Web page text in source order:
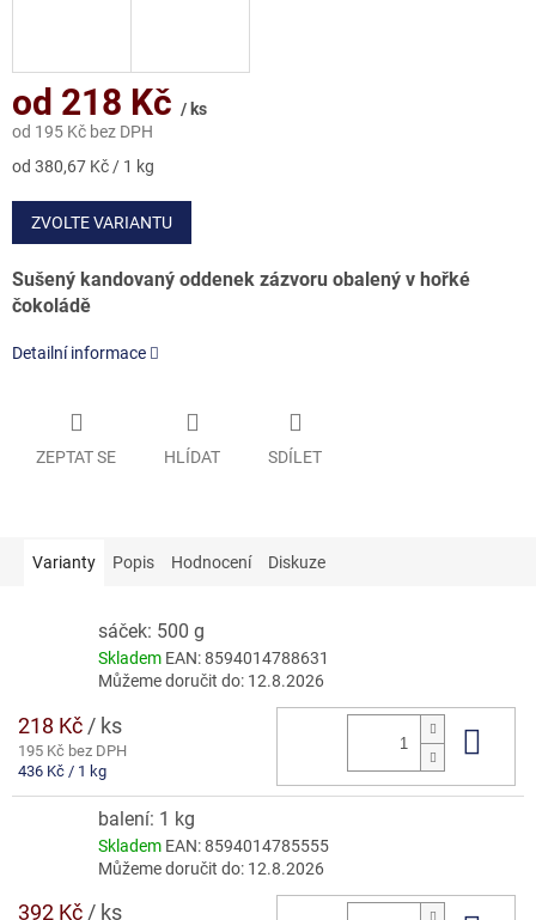
od 218 Kč / ks
od 195 Kč bez DPH
Měrná
od 380,67 Kč / 1 kg
ZVOLTE VARIANTU
Sušený kandovaný oddenek zázvoru obalený v hořké
čokoládě
Detailní informace
ZEPTAT SE HLÍDAT SDÍLET
Varianty Popis Hodnocení Diskuze
sáček: 500 g
Skladem EAN:8594014788631
Můžeme doručit do: 12.8.2026
218 Kč / ks
195 Kč bez DPH
Měrná
436 Kč / 1 kg
balení: 1 kg
Skladem EAN:8594014785555
Můžeme doručit do: 12.8.2026
392 Kč/ ks